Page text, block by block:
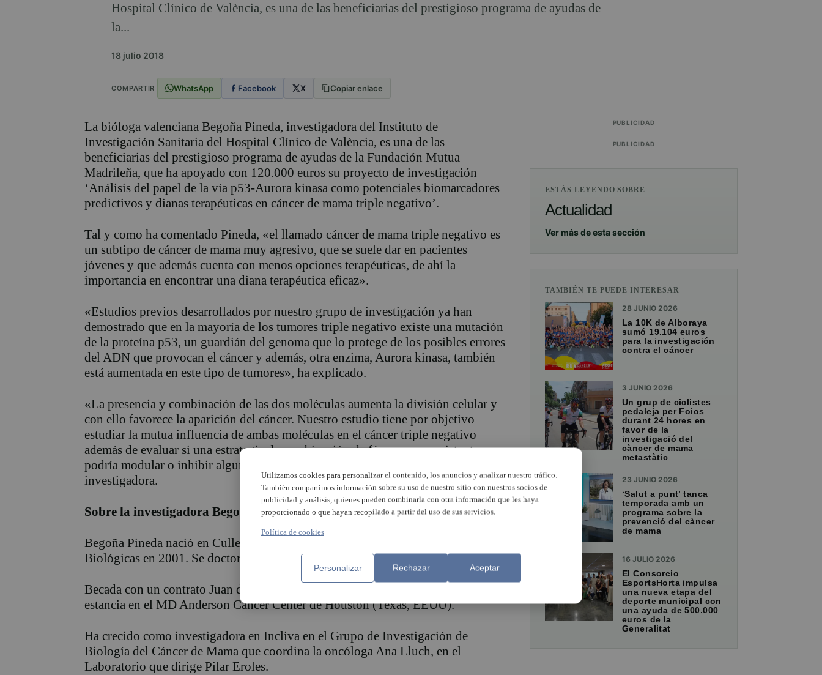
Hospital Clínico de València, es una de las beneficiarias del prestigioso programa de ayudas de
la...
18 julio 2018
COMPARTIR WhatsApp Facebook X Copiar enlace
La bióloga valenciana Begoña Pineda, investigadora del Instituto de
Investigación Sanitaria del Hospital Clínico de València, es una de las
beneficiarias del prestigioso programa de ayudas de la Fundación Mutua
Madrileña, que ha apoyado con 120.000 euros su proyecto de investigación
‘Análisis del papel de la vía p53-Aurora kinasa como potenciales biomarcadores
predictivos y dianas terapéuticas en cáncer de mama triple negativo’.
Tal y como ha comentado Pineda, «el llamado cáncer de mama triple negativo es
un subtipo de cáncer de mama muy agresivo, que se suele dar en pacientes
jóvenes y que además cuenta con menos opciones terapéuticas, de ahí la
importancia en encontrar una diana terapéutica eficaz».
«Estudios previos desarrollados por nuestro grupo de investigación ya han
demostrado que en la mayoría de los tumores triple negativo existe una mutación
de la proteína p53, un guardián del genoma que lo protege de los posibles errores
del ADN que provocan el cáncer y además, otra enzima, Aurora kinasa, también
está aumentada en este tipo de tumores», ha explicado.
«La presencia y combinación de las dos moléculas aumenta la división celular y
con ello favorece la aparición del cáncer. Nuestro estudio tiene por objetivo
estudiar la mutua influencia de ambas moléculas en el cáncer triple negativo
además de evaluar si una estrategia de combinación de fármacos ya existentes
podría modular o inhibir algunas de las dos moléculas» ha informado la
investigadora.
Sobre la investigadora Begoña Pineda
Begoña Pineda nació en Cullera (Valencia) en 1978 y se licenció en Ciencias
Biológicas en 2001. Se doctoró en 2013 siendo premio extraordinario.
Becada con un contrato Juan de la Cierva de 2012 a 2014, en 2014 realizó una
estancia en el MD Anderson Cancer Center de Houston (Texas, EEUU).
Ha crecido como investigadora en Incliva en el Grupo de Investigación de
Biología del Cáncer de Mama que coordina la oncóloga Ana Lluch, en el
Laboratorio que dirige Pilar Eroles.
PUBLICIDAD
PUBLICIDAD
ESTÁS LEYENDO SOBRE
Actualidad
Ver más de esta sección
TAMBIÉN TE PUEDE INTERESAR
28 JUNIO 2026
La 10K de Alboraya
sumó 19.104 euros
para la investigación
contra el cáncer
3 JUNIO 2026
Un grup de ciclistes
pedaleja per Foios
durant 24 hores en
favor de la
investigació del
càncer de mama
metastàtic
23 JUNIO 2026
‘Salut a punt’ tanca
temporada amb un
programa sobre la
prevenció del càncer
de mama
16 JULIO 2026
El Consorcio
EsportsHorta impulsa
una nueva etapa del
deporte municipal con
una ayuda de 500.000
euros de la
Generalitat
Utilizamos cookies para personalizar el contenido, los anuncios y analizar nuestro tráfico.
También compartimos información sobre su uso de nuestro sitio con nuestros socios de
publicidad y análisis, quienes pueden combinarla con otra información que les haya
proporcionado o que hayan recopilado a partir del uso de sus servicios.
Política de cookies
Personalizar Rechazar Aceptar